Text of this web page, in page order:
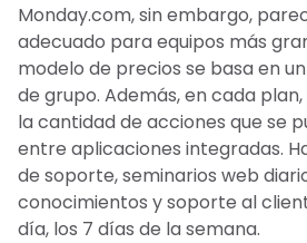
Monday.com, sin embargo,
adecuado para equipos más
modelo de precios se basa en
de grupo. Además, en cada
la cantidad de acciones que se
entre aplicaciones integradas.
de soporte, seminarios web
conocimientos y soporte al
día, los 7 días de la semana.